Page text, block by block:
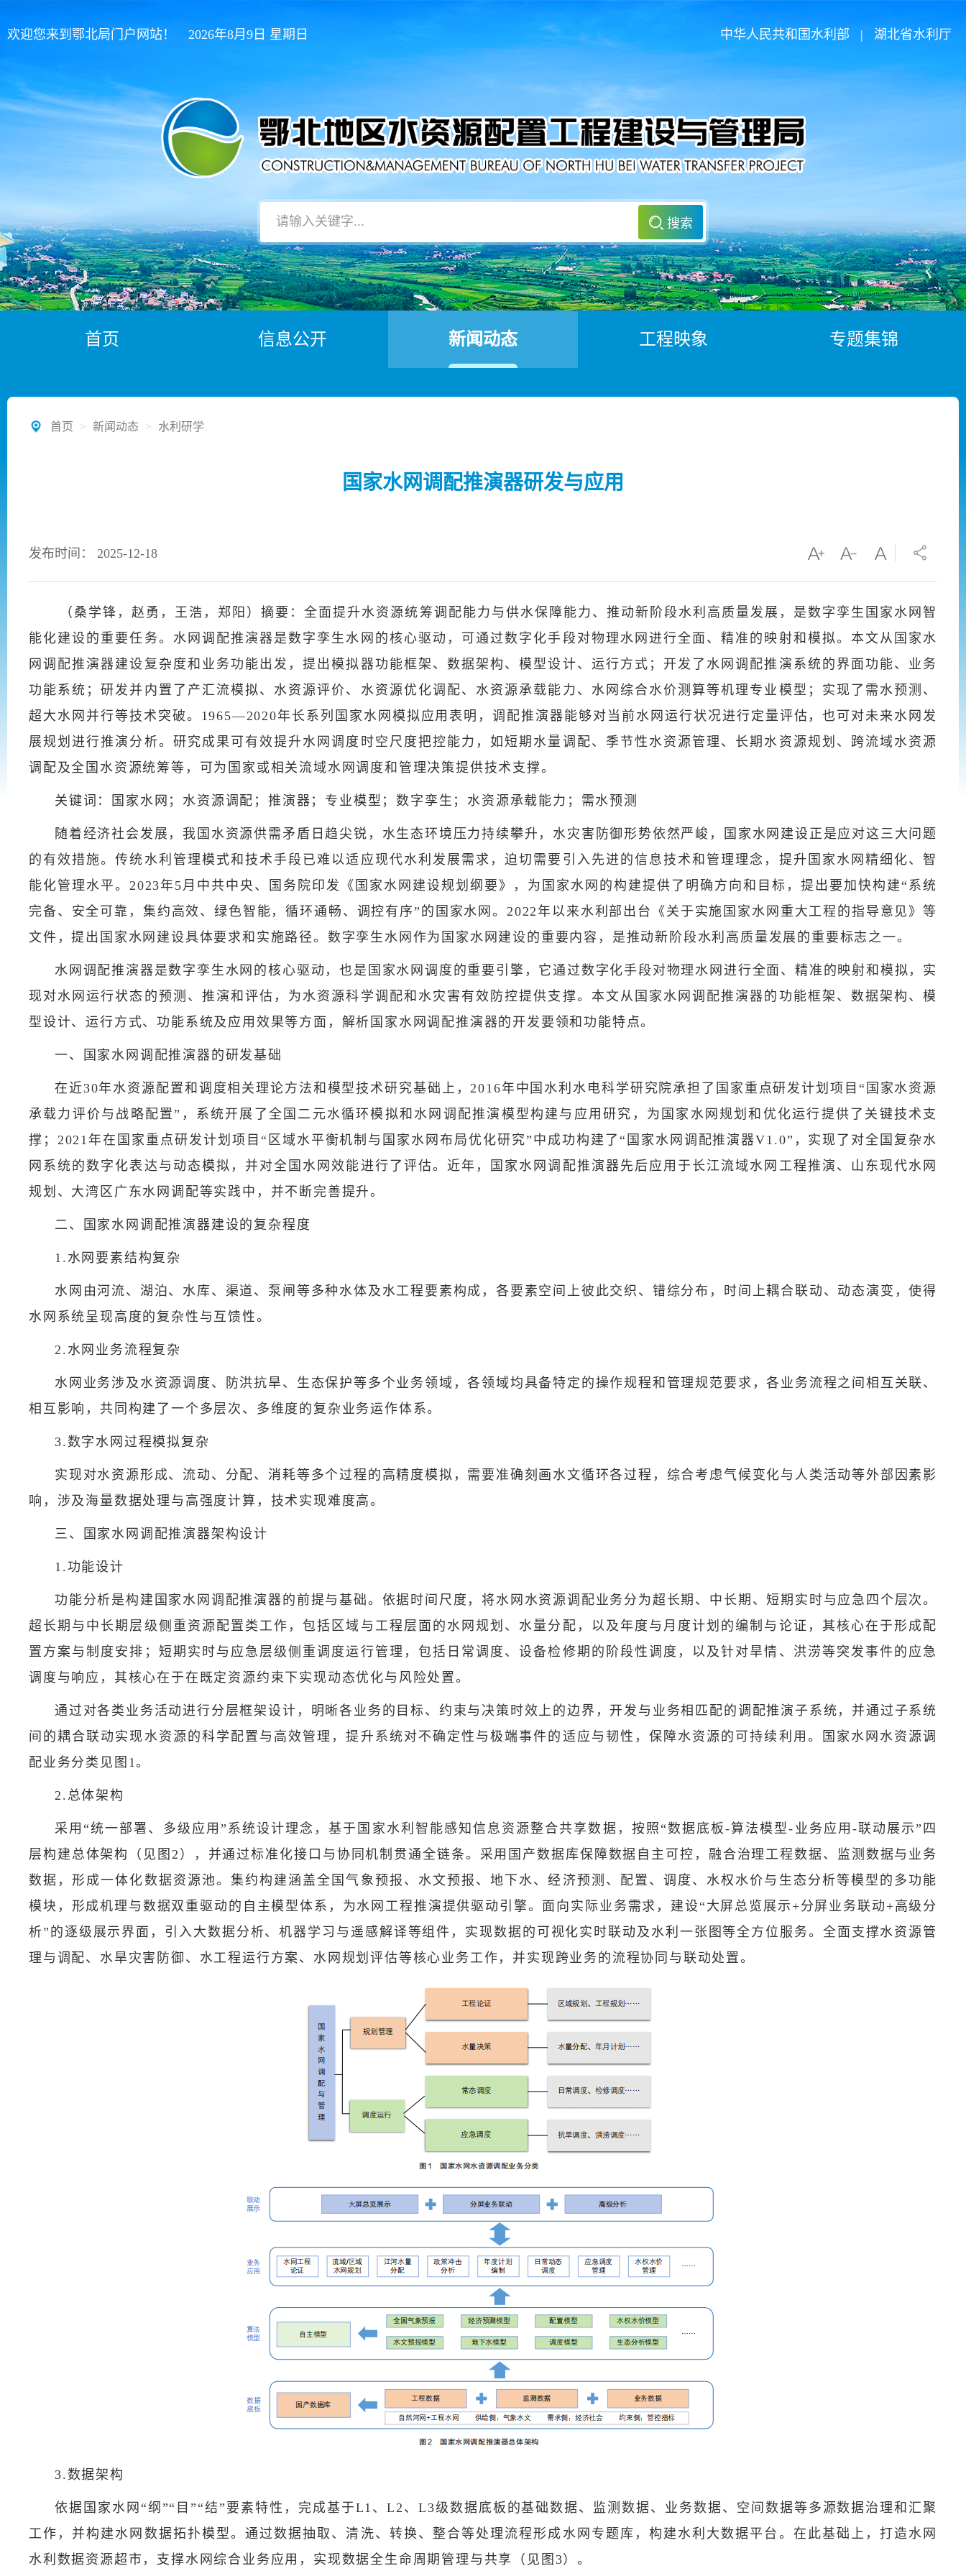
欢迎您来到鄂北局门户网站！ 2026年8月9日 星期日 中华人民共和国水利部 | 湖北省水利厅
搜索
首页 信息公开 新闻动态 工程映象 专题集锦
首页 > 新闻动态 > 水利研学
国家水网调配推演器研发与应用
发布时间： 2025-12-18
（桑学锋，赵勇，王浩，郑阳）摘要：全面提升水资源统筹调配能力与供水保障能力、推动新阶段水利高质量发展，是数字孪生国家水网智
能化建设的重要任务。水网调配推演器是数字孪生水网的核心驱动，可通过数字化手段对物理水网进行全面、精准的映射和模拟。本文从国家水
网调配推演器建设复杂度和业务功能出发，提出模拟器功能框架、数据架构、模型设计、运行方式；开发了水网调配推演系统的界面功能、业务
功能系统；研发并内置了产汇流模拟、水资源评价、水资源优化调配、水资源承载能力、水网综合水价测算等机理专业模型；实现了需水预测、
超大水网并行等技术突破。1965—2020年长系列国家水网模拟应用表明，调配推演器能够对当前水网运行状况进行定量评估，也可对未来水网发
展规划进行推演分析。研究成果可有效提升水网调度时空尺度把控能力，如短期水量调配、季节性水资源管理、长期水资源规划、跨流域水资源
调配及全国水资源统筹等，可为国家或相关流域水网调度和管理决策提供技术支撑。
关键词：国家水网；水资源调配；推演器；专业模型；数字孪生；水资源承载能力；需水预测
随着经济社会发展，我国水资源供需矛盾日趋尖锐，水生态环境压力持续攀升，水灾害防御形势依然严峻，国家水网建设正是应对这三大问题
的有效措施。传统水利管理模式和技术手段已难以适应现代水利发展需求，迫切需要引入先进的信息技术和管理理念，提升国家水网精细化、智
能化管理水平。2023年5月中共中央、国务院印发《国家水网建设规划纲要》，为国家水网的构建提供了明确方向和目标，提出要加快构建“系统
完备、安全可靠，集约高效、绿色智能，循环通畅、调控有序”的国家水网。2022年以来水利部出台《关于实施国家水网重大工程的指导意见》等
文件，提出国家水网建设具体要求和实施路径。数字孪生水网作为国家水网建设的重要内容，是推动新阶段水利高质量发展的重要标志之一。
水网调配推演器是数字孪生水网的核心驱动，也是国家水网调度的重要引擎，它通过数字化手段对物理水网进行全面、精准的映射和模拟，实
现对水网运行状态的预测、推演和评估，为水资源科学调配和水灾害有效防控提供支撑。本文从国家水网调配推演器的功能框架、数据架构、模
型设计、运行方式、功能系统及应用效果等方面，解析国家水网调配推演器的开发要领和功能特点。
一、国家水网调配推演器的研发基础
在近30年水资源配置和调度相关理论方法和模型技术研究基础上，2016年中国水利水电科学研究院承担了国家重点研发计划项目“国家水资源
承载力评价与战略配置”，系统开展了全国二元水循环模拟和水网调配推演模型构建与应用研究，为国家水网规划和优化运行提供了关键技术支
撑；2021年在国家重点研发计划项目“区域水平衡机制与国家水网布局优化研究”中成功构建了“国家水网调配推演器V1.0”，实现了对全国复杂水
网系统的数字化表达与动态模拟，并对全国水网效能进行了评估。近年，国家水网调配推演器先后应用于长江流域水网工程推演、山东现代水网
规划、大湾区广东水网调配等实践中，并不断完善提升。
二、国家水网调配推演器建设的复杂程度
1.水网要素结构复杂
水网由河流、湖泊、水库、渠道、泵闸等多种水体及水工程要素构成，各要素空间上彼此交织、错综分布，时间上耦合联动、动态演变，使得
水网系统呈现高度的复杂性与互馈性。
2.水网业务流程复杂
水网业务涉及水资源调度、防洪抗旱、生态保护等多个业务领域，各领域均具备特定的操作规程和管理规范要求，各业务流程之间相互关联、
相互影响，共同构建了一个多层次、多维度的复杂业务运作体系。
3.数字水网过程模拟复杂
实现对水资源形成、流动、分配、消耗等多个过程的高精度模拟，需要准确刻画水文循环各过程，综合考虑气候变化与人类活动等外部因素影
响，涉及海量数据处理与高强度计算，技术实现难度高。
三、国家水网调配推演器架构设计
1.功能设计
功能分析是构建国家水网调配推演器的前提与基础。依据时间尺度，将水网水资源调配业务分为超长期、中长期、短期实时与应急四个层次。
超长期与中长期层级侧重资源配置类工作，包括区域与工程层面的水网规划、水量分配，以及年度与月度计划的编制与论证，其核心在于形成配
置方案与制度安排；短期实时与应急层级侧重调度运行管理，包括日常调度、设备检修期的阶段性调度，以及针对旱情、洪涝等突发事件的应急
调度与响应，其核心在于在既定资源约束下实现动态优化与风险处置。
通过对各类业务活动进行分层框架设计，明晰各业务的目标、约束与决策时效上的边界，开发与业务相匹配的调配推演子系统，并通过子系统
间的耦合联动实现水资源的科学配置与高效管理，提升系统对不确定性与极端事件的适应与韧性，保障水资源的可持续利用。国家水网水资源调
配业务分类见图1。
2.总体架构
采用“统一部署、多级应用”系统设计理念，基于国家水利智能感知信息资源整合共享数据，按照“数据底板-算法模型-业务应用-联动展示”四
层构建总体架构（见图2），并通过标准化接口与协同机制贯通全链条。采用国产数据库保障数据自主可控，融合治理工程数据、监测数据与业务
数据，形成一体化数据资源池。集约构建涵盖全国气象预报、水文预报、地下水、经济预测、配置、调度、水权水价与生态分析等模型的多功能
模块，形成机理与数据双重驱动的自主模型体系，为水网工程推演提供驱动引擎。面向实际业务需求，建设“大屏总览展示+分屏业务联动+高级分
析”的逐级展示界面，引入大数据分析、机器学习与遥感解译等组件，实现数据的可视化实时联动及水利一张图等全方位服务。全面支撑水资源管
理与调配、水旱灾害防御、水工程运行方案、水网规划评估等核心业务工作，并实现跨业务的流程协同与联动处置。
3.数据架构
依据国家水网“纲”“目”“结”要素特性，完成基于L1、L2、L3级数据底板的基础数据、监测数据、业务数据、空间数据等多源数据治理和汇聚
工作，并构建水网数据拓扑模型。通过数据抽取、清洗、转换、整合等处理流程形成水网专题库，构建水利大数据平台。在此基础上，打造水网
水利数据资源超市，支撑水网综合业务应用，实现数据全生命周期管理与共享（见图3）。